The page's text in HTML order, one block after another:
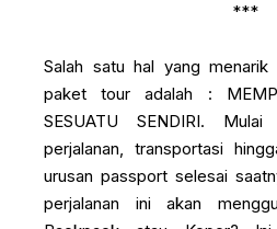
***
Salah satu hal yang
paket tour adalah :
SESUATU SENDIRI.
perjalanan, transportasi
urusan passport selesai
perjalanan ini akan